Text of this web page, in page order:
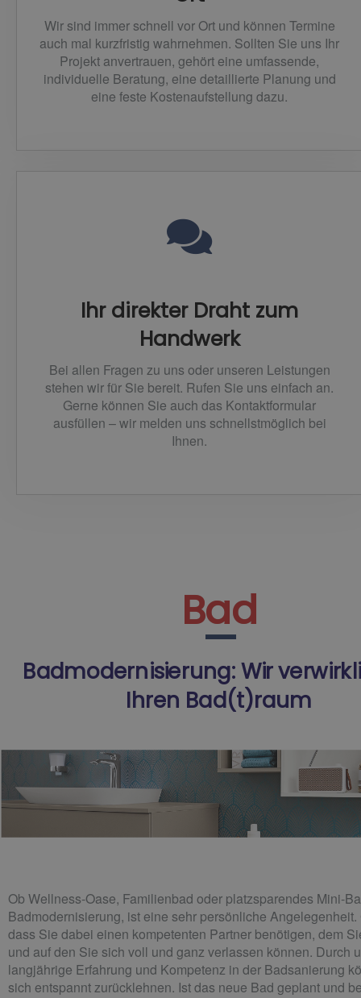
Wir sind immer schnell vor Ort und können Termine
auch mal kurzfristig wahrnehmen. Sollten Sie uns Ihr
Projekt anvertrauen, gehört eine umfassende,
individuelle Beratung, eine detaillierte Planung und
eine feste Kostenaufstellung dazu.
Ihr direkter Draht zum
Handwerk
Bei allen Fragen zu uns oder unseren Leistungen
stehen wir für Sie bereit. Rufen Sie uns einfach an.
Gerne können Sie auch das Kontaktformular
ausfüllen – wir melden uns schnellstmöglich bei
Ihnen.
Bad
Badmodernisierung: Wir
Ihren Bad(t)raum​
Ob Wellness-Oase, Familienbad oder platzsparendes Mini-
Badmodernisierung, ist eine sehr persönliche Angelegenheit.
dass Sie dabei einen kompetenten Partner benötigen, dem
und auf den Sie sich voll und ganz verlassen können. Durch
langjährige Erfahrung und Kompetenz in der Badsanierung
sich entspannt zurücklehnen. Ist das neue Bad geplant und